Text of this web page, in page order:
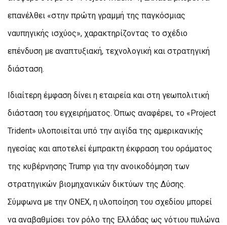
επανέλθει «στην πρώτη γραμμή της παγκόσμιας
ναυπηγικής ισχύος», χαρακτηρίζοντας το σχέδιο
επένδυση με αναπτυξιακή, τεχνολογική και στρατηγική
διάσταση.
Ιδιαίτερη έμφαση δίνει η εταιρεία και στη γεωπολιτική
διάσταση του εγχειρήματος. Όπως αναφέρει, το «Project
Trident» υλοποιείται υπό την αιγίδα της αμερικανικής
ηγεσίας και αποτελεί έμπρακτη έκφραση του οράματος
της κυβέρνησης Trump για την ανοικοδόμηση των
στρατηγικών βιομηχανικών δικτύων της Δύσης.
Σύμφωνα με την ONEX, η υλοποίηση του σχεδίου μπορεί
να αναβαθμίσει τον ρόλο της Ελλάδας ως νότιου πυλώνα